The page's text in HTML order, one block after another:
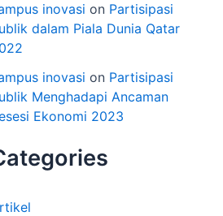
inovasi on Partisipasi
dalam Piala Dunia Qatar
inovasi on Partisipasi
Menghadapi Ancaman
Ekonomi 2023